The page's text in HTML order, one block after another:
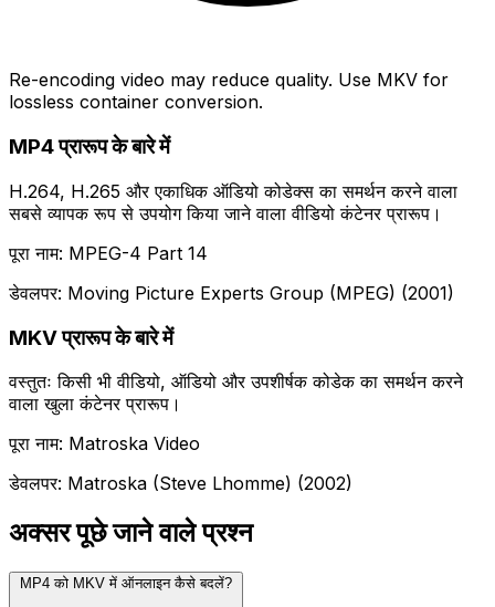
Re-encoding video may reduce quality. Use MKV for
lossless container conversion.
MP4 प्रारूप के बारे में
H.264, H.265 और एकाधिक ऑडियो कोडेक्स का समर्थन करने वाला
सबसे व्यापक रूप से उपयोग किया जाने वाला वीडियो कंटेनर प्रारूप।
पूरा नाम: MPEG-4 Part 14
डेवलपर: Moving Picture Experts Group (MPEG) (2001)
MKV प्रारूप के बारे में
वस्तुतः किसी भी वीडियो, ऑडियो और उपशीर्षक कोडेक का समर्थन करने
वाला खुला कंटेनर प्रारूप।
पूरा नाम: Matroska Video
डेवलपर: Matroska (Steve Lhomme) (2002)
अक्सर पूछे जाने वाले प्रश्न
MP4 को MKV में ऑनलाइन कैसे बदलें?